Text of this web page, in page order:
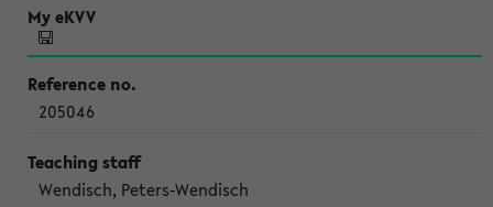
205046
Wendisch, Peters-Wendisch